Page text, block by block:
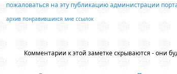
пожаловаться на эту публикацию администрации
архив понравившихся мне ссылок
Комментарии к этой заметке скрываются - они